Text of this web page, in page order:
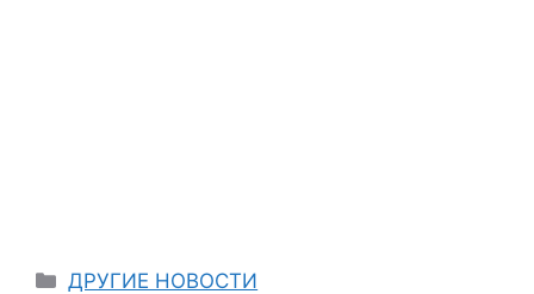
Categories
ДРУГИЕ НОВОСТИ